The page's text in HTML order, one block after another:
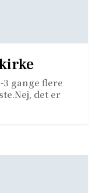
gange flere
det er